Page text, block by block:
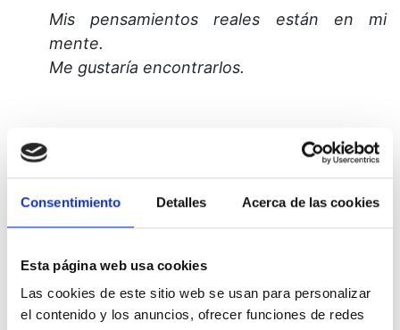
Consentimiento Detalles Acerca de las cookies
Esta página web usa cookies
Las cookies de este sitio web se usan para personalizar
el contenido y los anuncios, ofrecer funciones de redes
Mis pensamientos reales están en mi
mente.
Me gustaría encontrarlos.
Trata luego de ir más allá de todos los
pensamientos irreales que cubren la verdad en tu
7. Debajo de todos los pensamientos insensatos
abarrotado tu mente, se encuentran los
pensamientos que pensaste con Dios en el